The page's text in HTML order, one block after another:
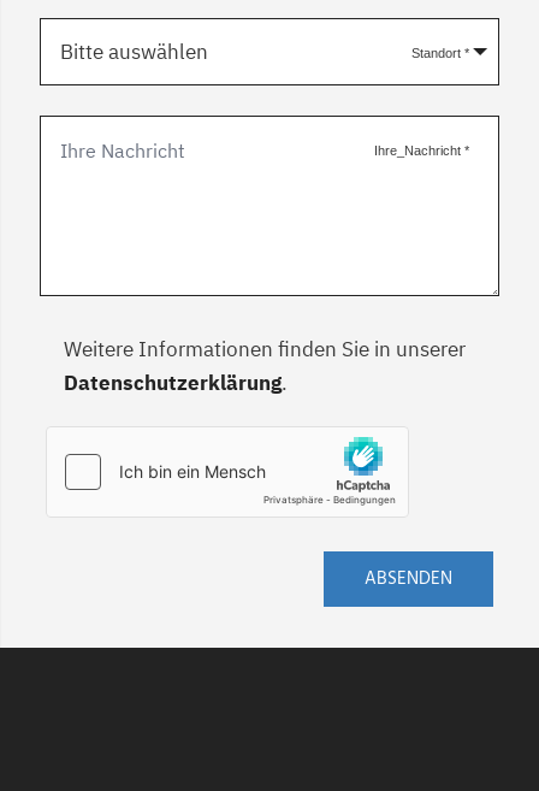
Standort *
Bitte auswählen
Ihre_Nachricht *
Weitere Informationen finden Sie in unserer
Datenschutzerklärung.
ABSENDEN